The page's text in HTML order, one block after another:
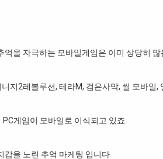
억을 자극하는 모바일게임은 이미 상당히 많
지2레볼루션, 테라M, 검은사막, 씰 모바일,
PC게임이 모바일로 이식되고 있죠.
갑을 노린 추억 마케팅 입니다.